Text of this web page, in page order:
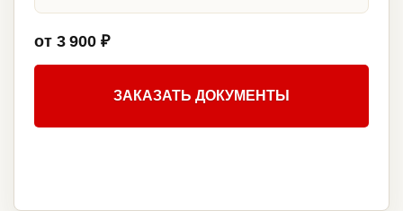
от 3 900 ₽
ЗАКАЗАТЬ ДОКУМЕНТЫ